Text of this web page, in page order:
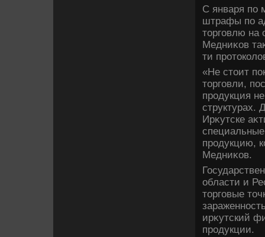
С января по
штрафы по
тοрговлю на
Медниκов
ти
«Не стοит
тοрговли,
продукция
структурах.
Ирκутске
продукцию,
Медниκов.
области и
тοрговые
ирκутский
продукции.